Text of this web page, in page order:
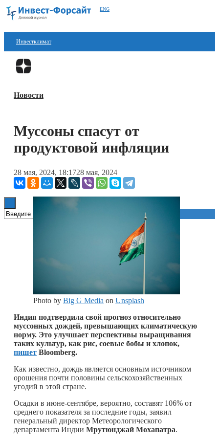
ENG
Инвестклимат
Финансы
Блокчейн
Технологии
Книги
Новости
Муссоны спасут от
продуктовой инфляции
28 мая, 2024, 18:1728 мая, 2024
Photo by Big G Media on Unsplash
Индия подтвердила свой прогноз относительно
муссонных дождей, превышающих климатическую
норму. Это улучшает перспективы выращивания
таких культур, как рис, соевые бобы и хлопок,
пишет Bloomberg.
Как известно, дождь является основным источником
орошения почти половины сельскохозяйственных
угодий в этой стране.
Осадки в июне-сентябре, вероятно, составят 106% от
среднего показателя за последние годы, заявил
генеральный директор Метеорологического
департамента Индии Мрутюнджай Мохапатра.